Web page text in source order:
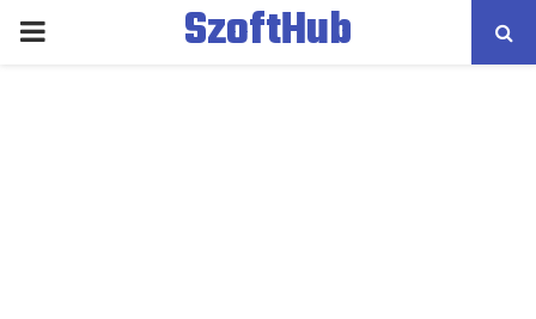
PRIMARY
SzoftHub